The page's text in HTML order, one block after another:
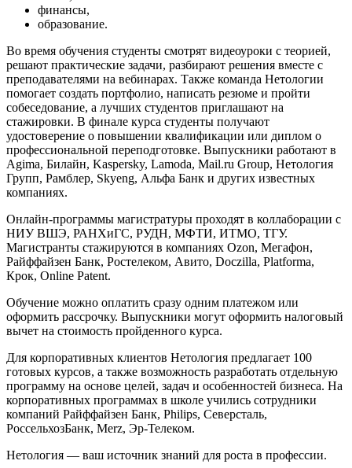
финансы,
образование.
Во время обучения студенты смотрят видеоуроки с теорией,
решают практические задачи, разбирают решения вместе с
преподавателями на вебинарах. Также команда Нетологии
помогает создать портфолио, написать резюме и пройти
собеседование, а лучших студентов приглашают на
стажировки. В финале курса студенты получают
удостоверение о повышении квалификации или диплом о
профессиональной переподготовке. Выпускники работают в
Agima, Билайн, Kaspersky, Lamoda, Mail.ru Group, Нетология
Групп, Рамблер, Skyeng, Альфа Банк и других известных
компаниях.
Онлайн-программы магистратуры проходят в коллаборации с
НИУ ВШЭ, РАНХиГС, РУДН, МФТИ, ИТМО, ТГУ.
Магистранты стажируются в компаниях Ozon, Мегафон,
Райффайзен Банк, Ростелеком, Авито, Doczilla, Platforma,
Крок, Online Patent.
Обучение можно оплатить сразу одним платежом или
оформить рассрочку. Выпускники могут оформить налоговый
вычет на стоимость пройденного курса.
Для корпоративных клиентов Нетология предлагает 100
готовых курсов, а также возможность разработать отдельную
программу на основе целей, задач и особенностей бизнеса. На
корпоративных программах в школе учились сотрудники
компаний Райффайзен Банк, Philips, Северсталь,
РоссельхозБанк, Merz, Эр-Телеком.
Нетология — ваш источник знаний для роста в профессии.